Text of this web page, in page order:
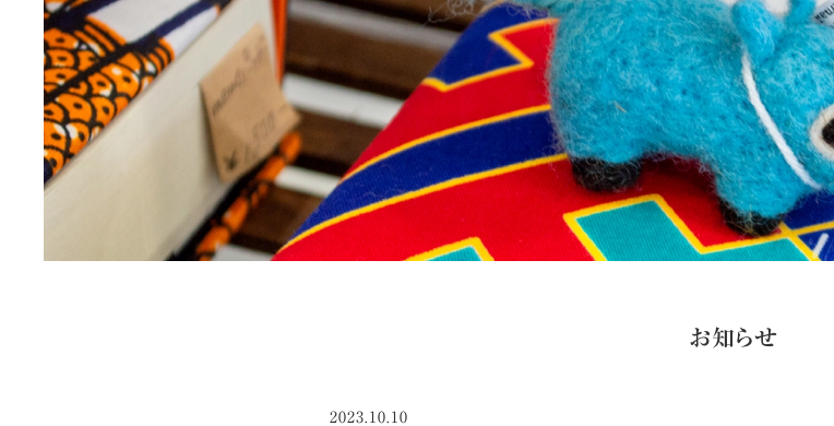
お知らせ
2023.10.10